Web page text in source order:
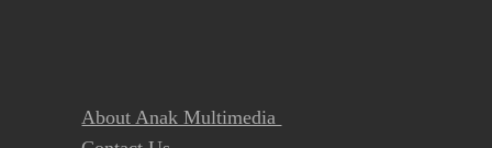
About Anak Multimedia